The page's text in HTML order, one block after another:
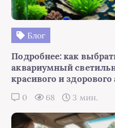
Блог
Подробнее: как
аквариумный
красивого и
0 68 3 мин.